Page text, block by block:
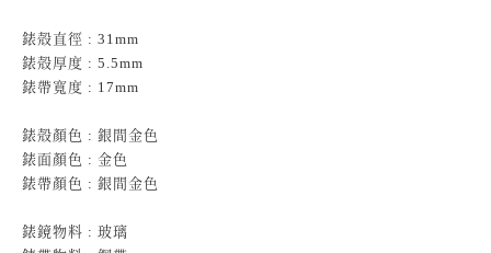
錶殻直徑 : 31mm
錶殻厚度 : 5.5mm
錶帶寬度 : 17mm
錶殻顏色 : 銀間金色
錶面顏色 : 金色
錶帶顏色 : 銀間金色
錶鏡物料 : 玻璃